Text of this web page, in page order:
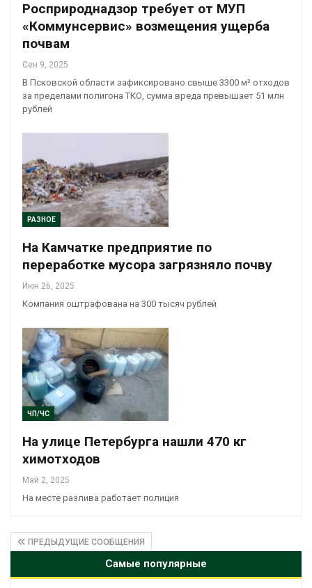
Росприроднадзор требует от МУП
«Коммунсервис» возмещения ущерба
почвам
Сен 9, 2025
В Псковской области зафиксировано свыше 3300 м³ отходов
за пределами полигона ТКО, сумма вреда превышает 51 млн
рублей
РАЗНОЕ
На Камчатке предприятие по
переработке мусора загрязняло почву
Июн 26, 2025
Компания оштрафована на 300 тысяч рублей
ЧП/ЧС
На улице Петербурга нашли 470 кг
химотходов
Май 2, 2025
На месте разлива работает полиция
ПРЕДЫДУЩИЕ СООБЩЕНИЯ
Самые популярные